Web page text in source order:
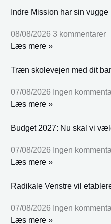
Indre Mission har sin
08/08/2026 3 kommentarer
Læs mere »
Træn skolevejen med dit
07/08/2026 Ingen
Læs mere »
Budget 2027: Nu skal vi
07/08/2026 Ingen
Læs mere »
Radikale Venstre vil
07/08/2026 Ingen
Læs mere »